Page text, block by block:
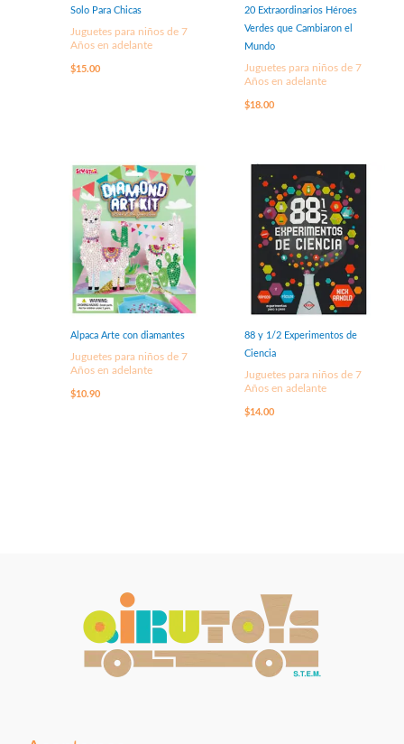
Solo Para Chicas
Juguetes para niños de 7
Años en adelante
$15.00
20 Extraordinarios Héroes
Verdes que Cambiaron el
Mundo
Juguetes para niños de 7
Años en adelante
$18.00
Alpaca Arte con diamantes
Juguetes para niños de 7
Años en adelante
$10.90
88 y 1/2 Experimentos de
Ciencia
Juguetes para niños de 7
Años en adelante
$14.00